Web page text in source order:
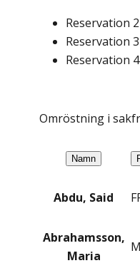
Reservation 2
Reservation 3
Reservation 4
Omröstning i
Namn
Abdu, Said
Abrahamsson,
Maria
M